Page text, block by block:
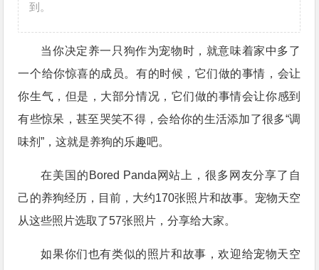
到。
当你决定养一只狗作为宠物时，就意味着家中多了
一个给你惊喜的成员。有的时候，它们做的事情，会让
你生气，但是，大部分情况，它们做的事情会让你感到
有些惊呆，甚至哭笑不得，会给你的生活添加了很多“调
味剂”，这就是养狗的乐趣吧。
在美国的Bored Panda网站上，很多网友分享了自
己的养狗经历，目前，大约170张照片和故事。宠物天空
从这些照片选取了57张照片，分享给大家。
如果你们也有类似的照片和故事，欢迎给宠物天空